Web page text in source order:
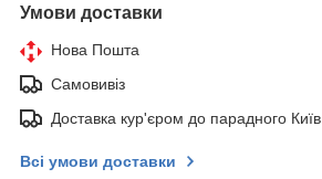
Умови доставки
Нова Пошта
Самовивіз
Доставка кур'єром до парадного Київ
Всі умови доставки